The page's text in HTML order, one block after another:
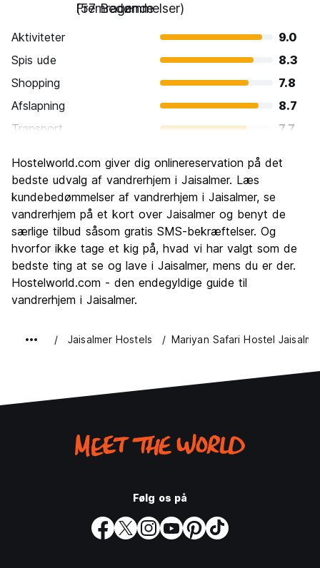
Fremragende
(57 Bedømmelser)
Aktiviteter
9.0
Spis ude
8.3
Shopping
7.8
Afslapning
8.7
Transport
7.7
Kultur
Fester
Værdi for pengene
8.7
Hostelworld.com giver dig onlinereservation på det
bedste udvalg af vandrerhjem i Jaisalmer. Læs
kundebedømmelser af vandrerhjem i Jaisalmer, se
vandrerhjem på et kort over Jaisalmer og benyt de
særlige tilbud såsom gratis SMS-bekræftelser. Og
hvorfor ikke tage et kig på, hvad vi har valgt som de
bedste ting at se og lave i Jaisalmer, mens du er der.
Hostelworld.com - den endegyldige guide til
vandrerhjem i Jaisalmer.
Jaisalmer Hostels Mariyan Safari Hostel
Følg os på